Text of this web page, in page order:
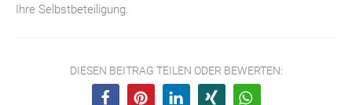
Ihre Selbstbeteiligung.
DIESEN BEITRAG TEILEN ODER BEWERTEN: